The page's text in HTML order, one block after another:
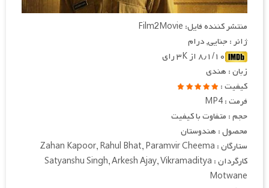
منتشر کننده فایل: Film2Movie
ژانر : جنایی, درام
۸٫۱/۱۰ از ۳K رای
زبان : هندی
کیفیت :
فرمت : MP4
حجم : متفاوت با کیفیت
محصول : هندوستان
ستارگان : Zahan Kapoor, Rahul Bhat, Paramvir Cheema
کارگردان : Satyanshu Singh, Arkesh Ajay, Vikramaditya
Motwane